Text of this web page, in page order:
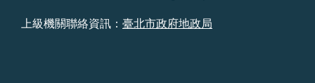
上級機關聯絡資訊： 臺北市政府地政局